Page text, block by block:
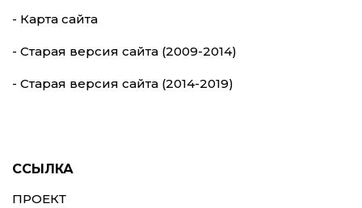
- Карта сайта
- Старая версия сайта (2009-2014)
- Старая версия сайта (2014-2019)
ССЫЛКА
ПРОЕКТ